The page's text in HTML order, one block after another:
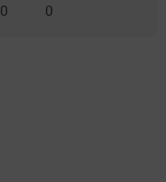
0 0